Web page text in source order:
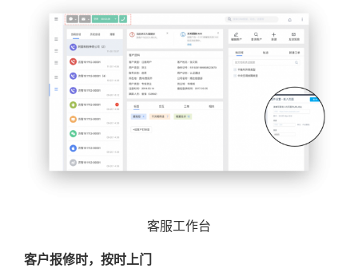
客服工作台
客户报修时，按时上门